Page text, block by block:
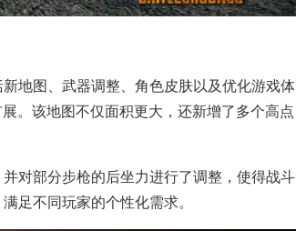
地图、武器调整、角色皮肤以及优化游戏体
。该地图不仅面积更大，还新增了多个高点
对部分步枪的后坐力进行了调整，使得战斗
足不同玩家的个性化需求。